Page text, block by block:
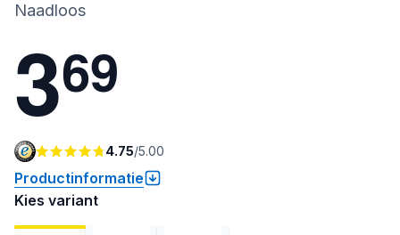
Naadloos
369
4.75/5.00
Productinformatie
Kies variant